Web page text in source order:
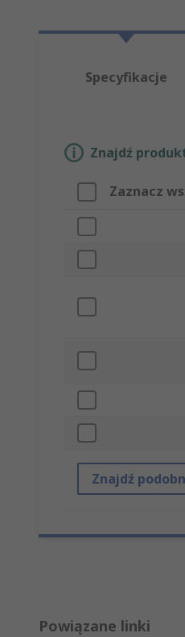
Specyfikacje
Znajdź
Zaznacz
Znajdź
Powiązane linki